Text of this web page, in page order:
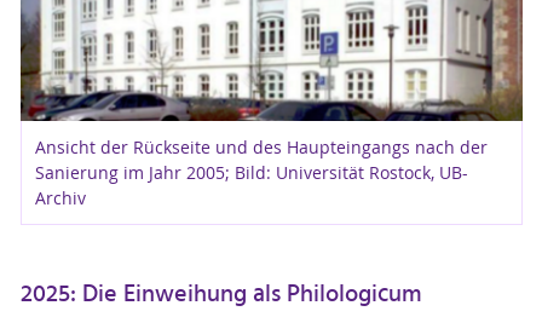
Ansicht der Rückseite und des Haupteingangs nach der
Sanierung im Jahr 2005; Bild: Universität Rostock, UB-
Archiv
2025: Die Einweihung als Philologicum